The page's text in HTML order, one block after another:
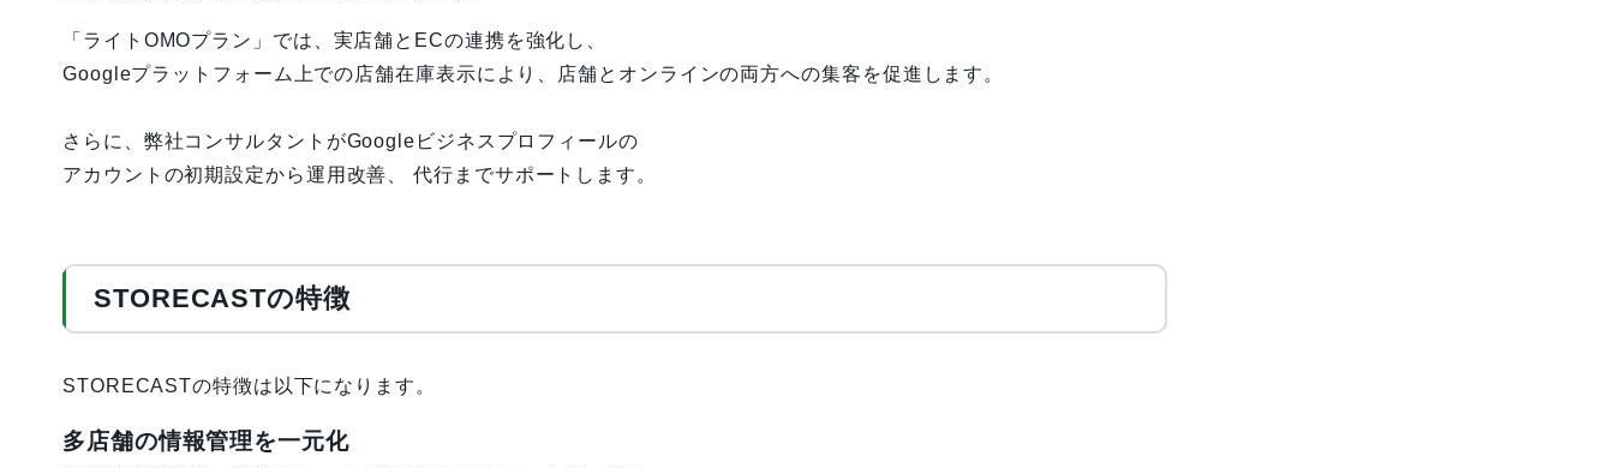
「ライトOMOプラン」では、実店舗とECの連携を強化し、
Googleプラットフォーム上での店舗在庫表示により、店舗とオンラインの両方への集客を促進します。
さらに、弊社コンサルタントがGoogleビジネスプロフィールの
アカウントの初期設定から運用改善、 代行までサポートします。
STORECASTの特徴
STORECASTの特徴は以下になります。
多店舗の情報管理を一元化